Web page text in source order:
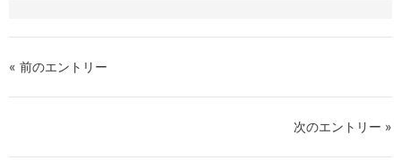
« 前のエントリー
次のエントリー »